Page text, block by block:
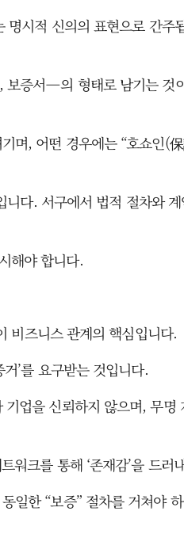
시적 신의의 표현으로 간
증서—의 형태로 남기는 것
며, 어떤 경우에는 “호쇼
다. 서구에서 법적 절차와
해야 합니다.
즈니스 관계의 핵심입니다.
’를 요구받는 것입니다.
업을 신뢰하지 않으며, 무
크를 통해 ‘존재감’을 드
일한 “보증” 절차를 거쳐야